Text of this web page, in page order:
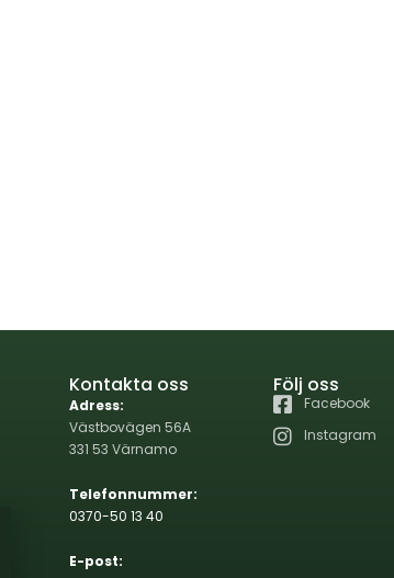
Kontakta oss
Adress:
Västbovägen 56A
331 53 Värnamo
Telefonnummer:
0370-50 13 40
E-post:
Följ oss
Facebook
Instagram